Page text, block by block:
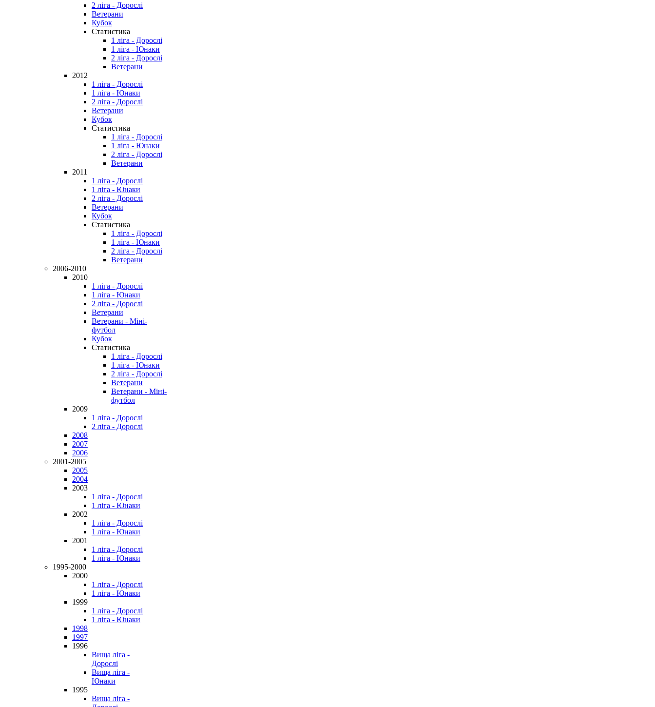
2 ліга - Дорослі
Ветерани
Кубок
Статистика
1 ліга - Дорослі
1 ліга - Юнаки
2 ліга - Дорослі
Ветерани
2012
1 ліга - Дорослі
1 ліга - Юнаки
2 ліга - Дорослі
Ветерани
Кубок
Статистика
1 ліга - Дорослі
1 ліга - Юнаки
2 ліга - Дорослі
Ветерани
2011
1 ліга - Дорослі
1 ліга - Юнаки
2 ліга - Дорослі
Ветерани
Кубок
Статистика
1 ліга - Дорослі
1 ліга - Юнаки
2 ліга - Дорослі
Ветерани
2006-2010
2010
1 ліга - Дорослі
1 ліга - Юнаки
2 ліга - Дорослі
Ветерани
Ветерани - Міні-
футбол
Кубок
Статистика
1 ліга - Дорослі
1 ліга - Юнаки
2 ліга - Дорослі
Ветерани
Ветерани - Міні-
футбол
2009
1 ліга - Дорослі
2 ліга - Дорослі
2008
2007
2006
2001-2005
2005
2004
2003
1 ліга - Дорослі
1 ліга - Юнаки
2002
1 ліга - Дорослі
1 ліга - Юнаки
2001
1 ліга - Дорослі
1 ліга - Юнаки
1995-2000
2000
1 ліга - Дорослі
1 ліга - Юнаки
1999
1 ліга - Дорослі
1 ліга - Юнаки
1998
1997
1996
Вища ліга -
Дорослі
Вища ліга -
Юнаки
1995
Вища ліга -